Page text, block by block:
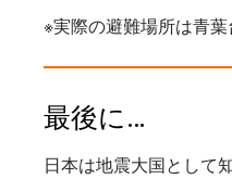
※実際の避難場所は青葉
最後に…
日本は地震大国として